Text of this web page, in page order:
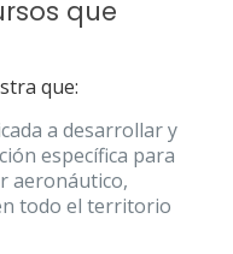
que
que:
a desarrollar y
específica para
aeronáutico,
todo el territorio